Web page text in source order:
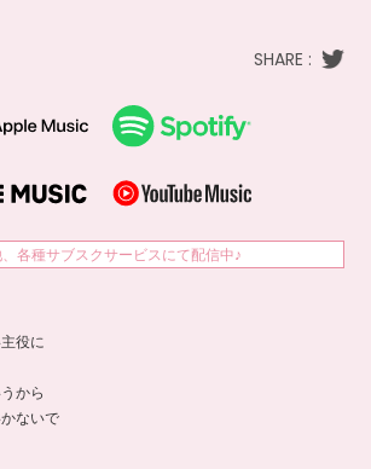
SHARE :
、各種サブスクサービスにて配信中♪
役に
から
ないで